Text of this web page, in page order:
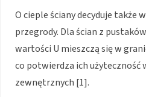
O cieple ściany decyduje także
przegrody. Dla ścian z
wartości U mieszczą się w
co potwierdza ich użyteczność
zewnętrznych [1].